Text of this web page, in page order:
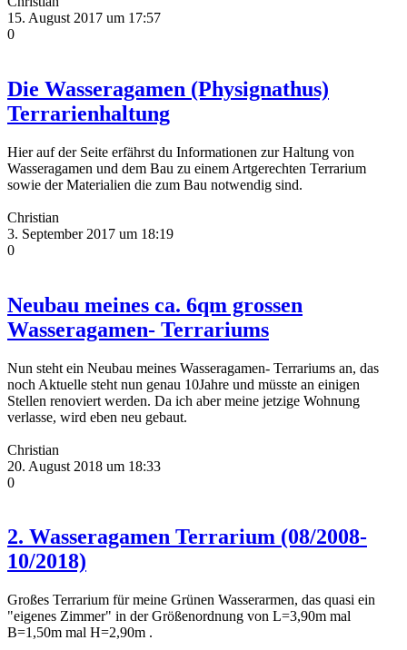
15. August 2017 um 17:57
0
Die Wasseragamen (Physignathus)
Terrarienhaltung
Hier auf der Seite erfährst du Informationen zur Haltung von
Wasseragamen und dem Bau zu einem Artgerechten Terrarium
sowie der Materialien die zum Bau notwendig sind.
Christian
3. September 2017 um 18:19
0
Neubau meines ca. 6qm grossen
Wasseragamen- Terrariums
Nun steht ein Neubau meines Wasseragamen- Terrariums an, das
noch Aktuelle steht nun genau 10Jahre und müsste an einigen
Stellen renoviert werden. Da ich aber meine jetzige Wohnung
verlasse, wird eben neu gebaut.
Christian
20. August 2018 um 18:33
0
2. Wasseragamen Terrarium (08/2008-
10/2018)
Großes Terrarium für meine Grünen Wasserarmen, das quasi ein
"eigenes Zimmer" in der Größenordnung von L=3,90m mal
B=1,50m mal H=2,90m .